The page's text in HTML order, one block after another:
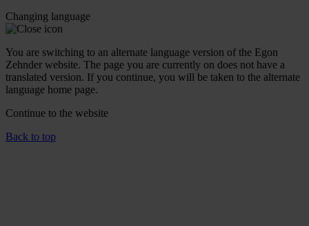
Changing language
You are switching to an alternate language version of the Egon
Zehnder website. The page you are currently on does not have a
translated version. If you continue, you will be taken to the alternate
language home page.
Continue to the website
Back to top